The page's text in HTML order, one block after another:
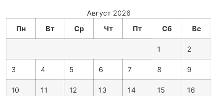
Август 2026
Пн
Вт Ср Чт Пт Сб Вс
1 2
3 4 5 6 7 8 9
10 11 12 13 14 15 16